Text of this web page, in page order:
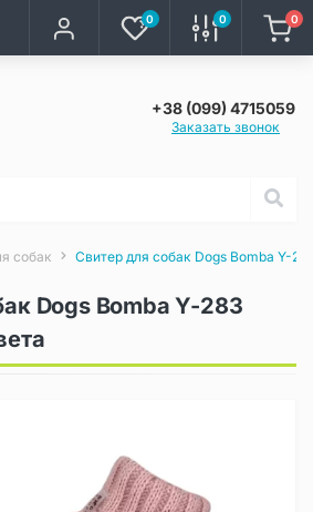
0 0 0
+38 (099) 4715059
Заказать звонок
собак Свитер для собак Dogs Bomba Y-
Dogs Bomba Y-283